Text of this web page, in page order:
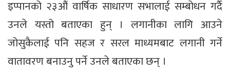
इप्पानको २३औं वार्षिक साधारण सभालाई सम्बोधन गर्दै
उनले यस्तो बताएका हुन् । लगानीका लागि आउने
जोसुकैलाई पनि सहज र सरल माध्यमबाट लगानी गर्ने
वातावरण बनाउनु पर्ने उनले बताएका छन् ।